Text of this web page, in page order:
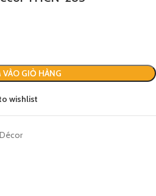
VÀO GIỎ HÀNG
wishlist